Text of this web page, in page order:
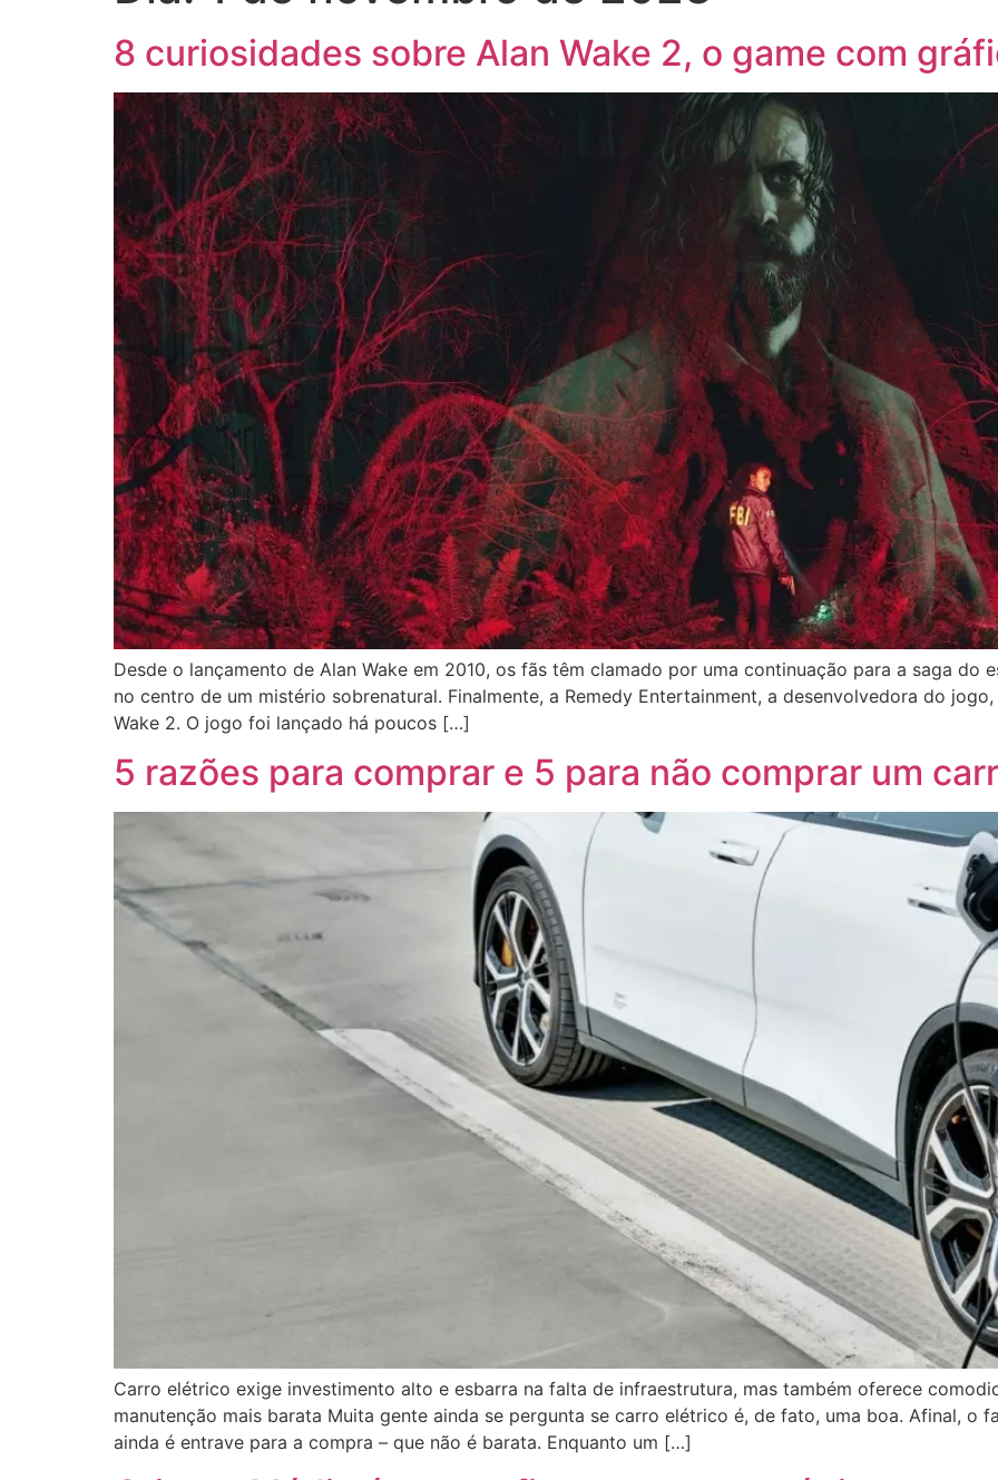
8 curiosidades sobre Alan Wake 2, o game com
Desde o lançamento de Alan Wake em 2010, os fãs têm clamado por uma continuação para a saga
no centro de um mistério sobrenatural. Finalmente, a Remedy Entertainment, a desenvolvedora do
Wake 2. O jogo foi lançado há poucos […]
5 razões para comprar e 5 para não comprar um
Carro elétrico exige investimento alto e esbarra na falta de infraestrutura, mas também oferece
manutenção mais barata Muita gente ainda se pergunta se carro elétrico é, de fato, uma boa. Afinal, o
ainda é entrave para a compra – que não é barata. Enquanto um […]